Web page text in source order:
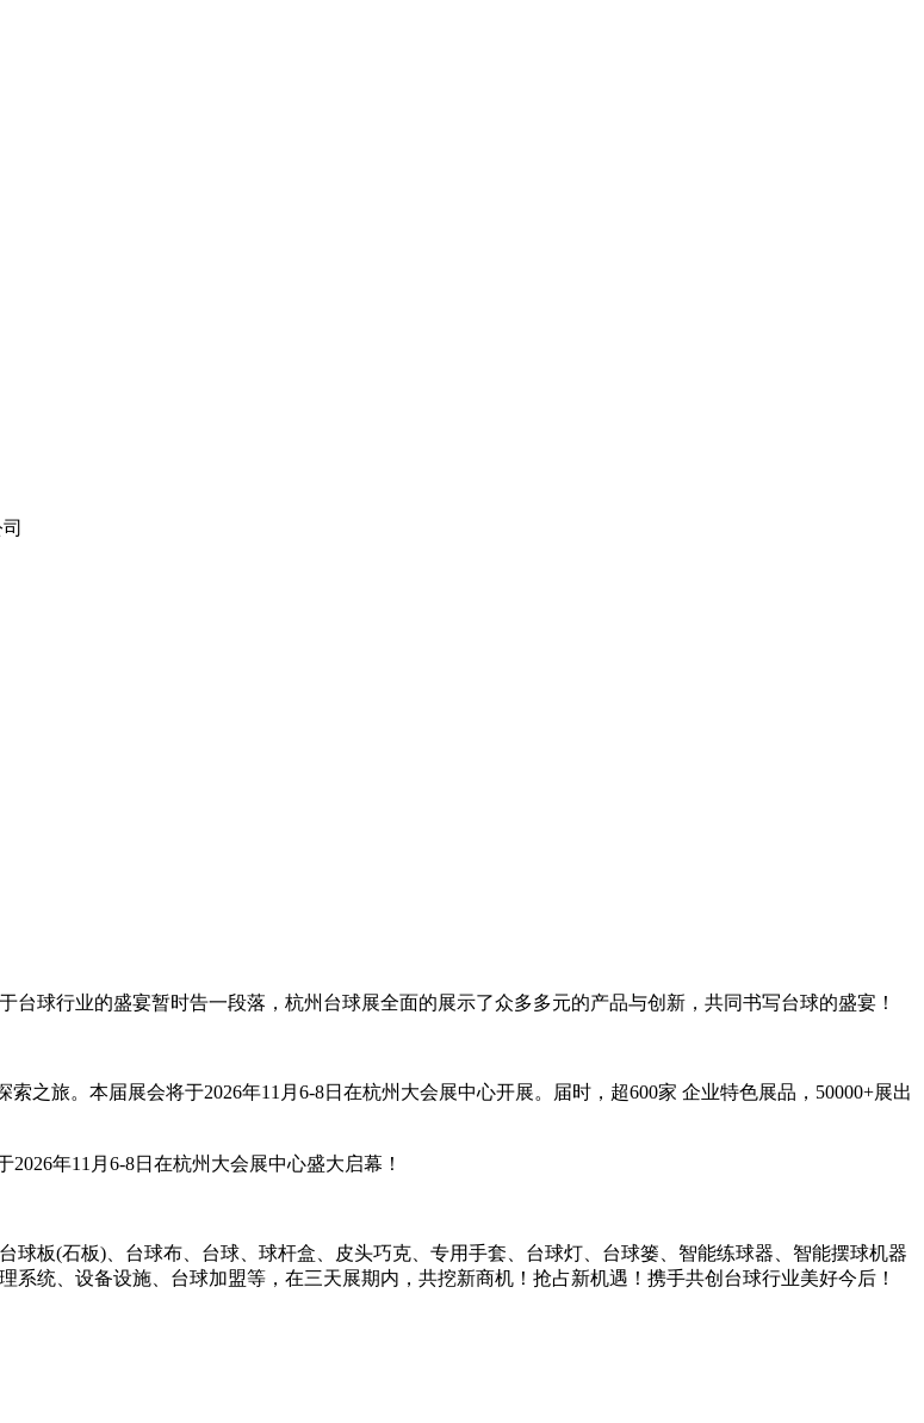
球行业的盛宴暂时告一段落，杭州台球展全面的展示了众多多元的产品与创新，共同书写台球的盛宴！
之旅。本届展会将于2026年11月6-8日在杭州大会展中心开展。届时，超600家 企业特色展品，50000+展出
年11月6-8日在杭州大会展中心盛大启幕！
板(石板)、台球布、台球、球杆盒、皮头巧克、专用手套、台球灯、台球篓、智能练球器、智能摆球机器
统、设备设施、台球加盟等，在三天展期内，共挖新商机！抢占新机遇！携手共创台球行业美好今后！